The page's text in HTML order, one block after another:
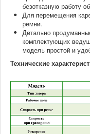
безотказную работу
Для перемещения
ремни.
Детально
комплектующих
модель простой и
Технические